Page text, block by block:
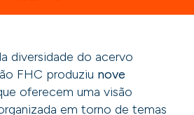
diversidade do acervo
FHC produziu nove
oferecem uma visão
em torno de temas